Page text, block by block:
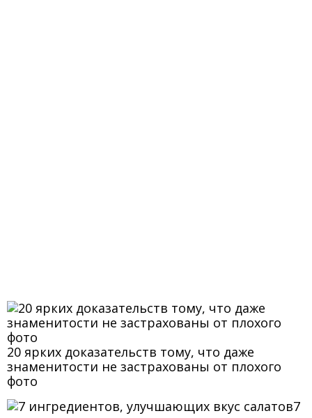
20 ярких доказательств тому, что даже
знаменитости не застрахованы от плохого
фото
7